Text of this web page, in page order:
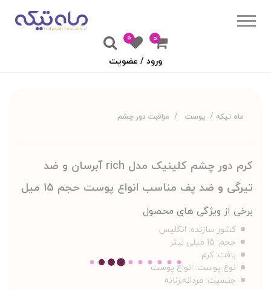
۰
0
ورود / عضویت
ماه تیکه پوست مراقبت دور چشم
کرم دور چشم کلینیک مدل rich آبرسان و ضد
تیرگی و ضد پف مناسب انواع پوست حجم 15 میل
برخی از ویژگی های محصول
کشور سازنده: انگلیس
حجم: 15 میلی لیتر
بافت: کرم
نوع پوست: انواع پوست
جنسیت: مردانه,زنانه